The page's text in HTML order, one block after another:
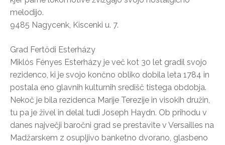
melodijo.
9485 Nagycenk, Kiscenki u. 7.
Grad Fertődi Esterházy
Miklós Fényes Esterházy je več kot 30 let gradil svojo
rezidenco, ki je svojo končno obliko dobila leta 1784 in
postala eno glavnih kulturnih središč tistega obdobja.
Nekoč je bila rezidenca Marije Terezije in visokih družin,
tu pa je živel in delal tudi Joseph Haydn. Ob prihodu v
danes največji baročni grad se prestavite v Versailles na
Madžarskem z osupljivo banketno dvorano, glasbeno